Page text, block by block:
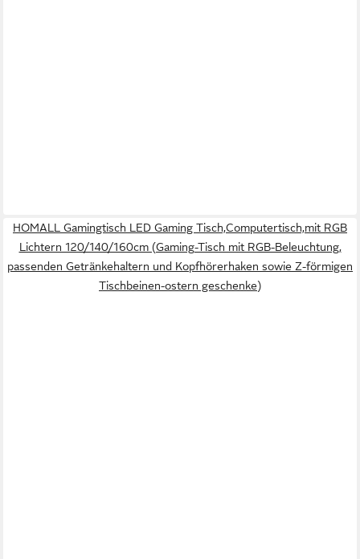
HOMALL Gamingtisch LED Gaming Tisch,Computertisch,mit RGB
Lichtern 120/140/160cm (Gaming-Tisch mit RGB-Beleuchtung,
passenden Getränkehaltern und Kopfhörerhaken sowie Z-förmigen
Tischbeinen-ostern geschenke)